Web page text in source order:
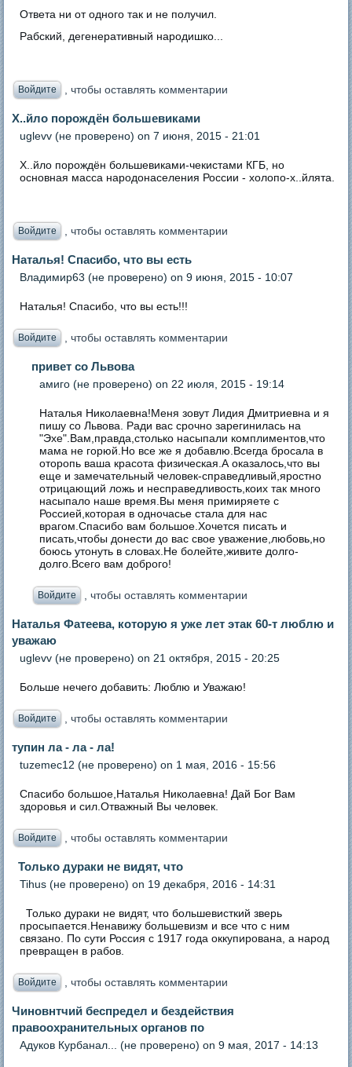
Ответа ни от одного так и не получил.
Рабский, дегенеративный народишко...
Войдите , чтобы оставлять комментарии
Х..йло порождён большевиками
uglevv (не проверено) on 7 июня, 2015 - 21:01
Х..йло порождён большевиками-чекистами КГБ, но
основная масса народонаселения России - холопо-х..йлята.
Войдите , чтобы оставлять комментарии
Наталья! Спасибо, что вы есть
Владимир63 (не проверено) on 9 июня, 2015 - 10:07
Наталья! Спасибо, что вы есть!!!
Войдите , чтобы оставлять комментарии
привет со Львова
амиго (не проверено) on 22 июля, 2015 - 19:14
Наталья Николаевна!Меня зовут Лидия Дмитриевна и я
пишу со Львова. Ради вас срочно зарегинилась на
"Эхе".Вам,правда,столько насыпали комплиментов,что
мама не горюй.Но все же я добавлю.Всегда бросала в
оторопь ваша красота физическая.А оказалось,что вы
еще и замечательный человек-справедливый,яростно
отрицающий ложь и несправедливость,коих так много
насыпало наше время.Вы меня примиряете с
Россией,которая в одночасье стала для нас
врагом.Спасибо вам большое.Хочется писать и
писать,чтобы донести до вас свое уважение,любовь,но
боюсь утонуть в словах.Не болейте,живите долго-
долго.Всего вам доброго!
Войдите , чтобы оставлять комментарии
Наталья Фатеева, которую я уже лет этак 60-т люблю и
уважаю
uglevv (не проверено) on 21 октября, 2015 - 20:25
Больше нечего добавить: Люблю и Уважаю!
Войдите , чтобы оставлять комментарии
тупин ла - ла - ла!
tuzemec12 (не проверено) on 1 мая, 2016 - 15:56
Спасибо большое,Наталья Николаевна! Дай Бог Вам
здоровья и сил.Отважный Вы человек.
Войдите , чтобы оставлять комментарии
Только дураки не видят, что
Tihus (не проверено) on 19 декабря, 2016 - 14:31
Только дураки не видят, что большевисткий зверь
просыпается.Ненавижу большевизм и все что с ним
связано. По сути Россия с 1917 года оккупирована, а народ
превращен в рабов.
Войдите , чтобы оставлять комментарии
Чиновнтчий беспредел и бездействия
правоохранительных органов по
Адуков Курбанал... (не проверено) on 9 мая, 2017 - 14:13